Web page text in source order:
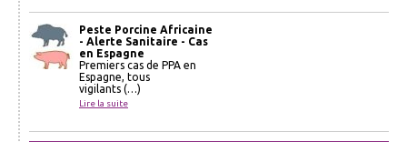
Peste Porcine Africaine
- Alerte Sanitaire - Cas
en Espagne
Premiers cas de PPA en
Espagne, tous
vigilants (…)
Lire la suite